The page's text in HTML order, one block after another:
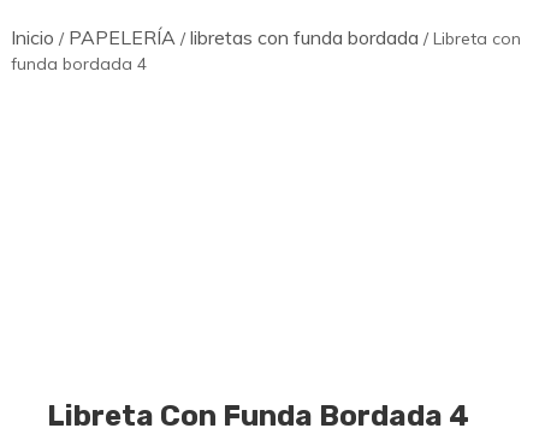
Inicio / PAPELERÍA/libretas con funda bordada / Libreta con
funda bordada 4
Libreta Con Funda Bordada 4